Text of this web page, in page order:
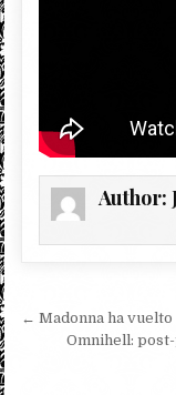
Author:
← Madonna ha vuelto
Omnihell: